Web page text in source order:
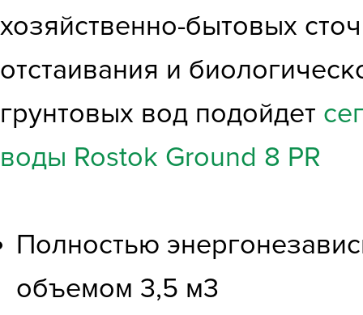
хозяйственно-бытовых
отстаивания и
грунтовых вод подойдет
воды Rostok Ground 8 PR
Полностью
объемом 3,5 м3